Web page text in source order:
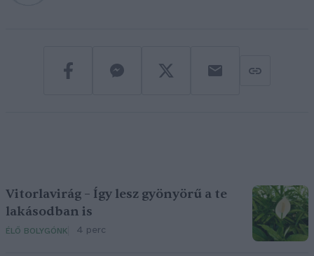
Vitorlavirág – Így lesz gyönyörű a te
lakásodban is
ÉLŐ BOLYGÓNK 4 perc